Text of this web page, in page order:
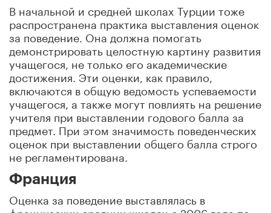
В начальной и средней школах Турции тоже
распространена практика выставления оценок
за поведение. Она должна помогать
демонстрировать целостную картину развития
учащегося, не только его академические
достижения. Эти оценки, как правило,
включаются в общую ведомость успеваемости
учащегося, а также могут повлиять на решение
учителя при выставлении годового балла за
предмет. При этом значимость поведенческих
оценок при выставлении общего балла строго
не регламентирована.
Франция
Оценка за поведение выставлялась в